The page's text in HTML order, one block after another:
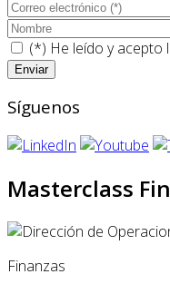
(*) He leído y acepto
Síguenos
Masterclass
Finanzas